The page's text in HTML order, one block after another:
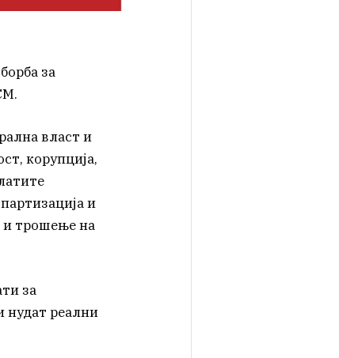
за
власт и
корупција,
и
и трошење на
за
нудат реални